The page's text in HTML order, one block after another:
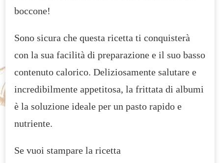
boccone!
Sono sicura che questa ricetta ti conquisterà
con la sua facilità di preparazione e il suo basso
contenuto calorico. Deliziosamente salutare e
incredibilmente appetitosa, la frittata di albumi
è la soluzione ideale per un pasto rapido e
nutriente.
Se vuoi stampare la ricetta